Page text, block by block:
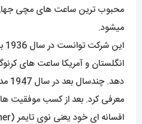
محبوب ترین ساعت های مچی جهان
میشود.
انگلستان و آمریکا ساعت های